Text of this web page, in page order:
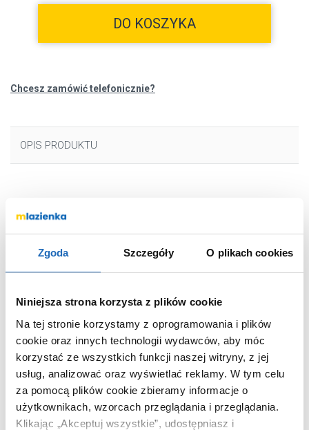
Zgoda Szczegóły O plikach cookies
Niniejsza strona korzysta z plików cookie
Na tej stronie korzystamy z oprogramowania i plików
cookie oraz innych technologii wydawców, aby móc
korzystać ze wszystkich funkcji naszej witryny, z jej
usług, analizować oraz wyświetlać reklamy. W tym celu
za pomocą plików cookie zbieramy informacje o
użytkownikach, wzorcach przeglądania i przeglądania.
Klikając „Akceptuj wszystkie”, udostępniasz i
DO KOSZYKA
Chcesz zamówić telefonicznie?
OPIS PRODUKTU
Seria
Rodzaj
zwykła
Wyposażenie
z korkiem
Rodzaj wylewki
stała
Kolor
chrom
Termostat
bez termostatu
Kod EAN
5907791146373